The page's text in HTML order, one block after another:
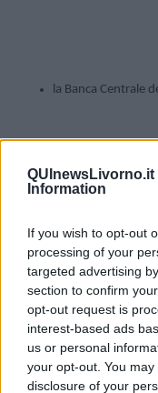
QUInewsLivorno.it
Information
If you wish to opt-out
processing of your
targeted advertising
section to confirm
opt-out request is
interest-based ads
us or personal
your opt-out. You
disclosure of your
la Banca Centrale
Non si può che convenire:
la Borsa è gonfiata;